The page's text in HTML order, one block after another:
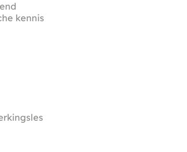
kennis